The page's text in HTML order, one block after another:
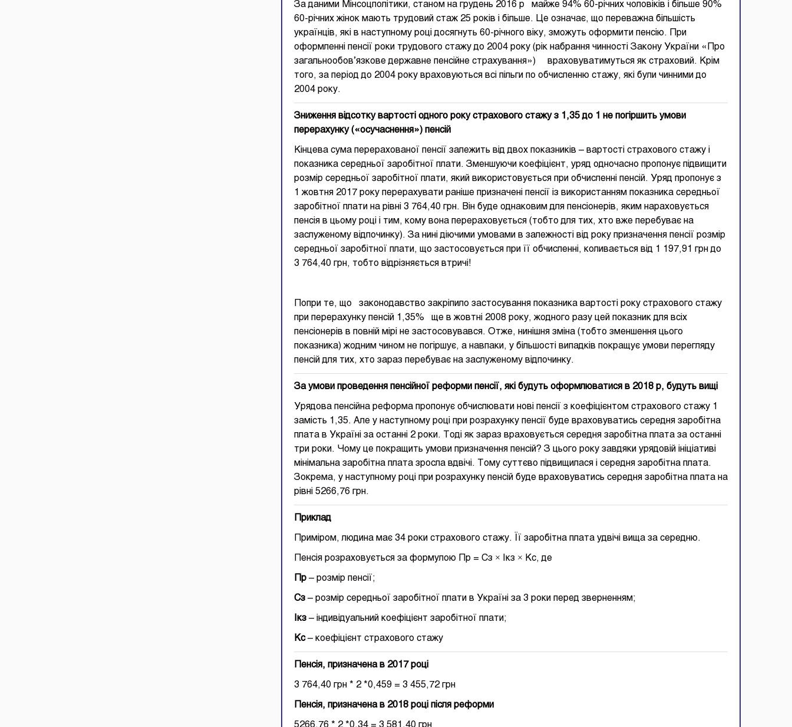
За даними Мінсоцполітики, станом на грудень 2016 р майже 94% 60-річних чоловіків і більше 90%
60-річних жінок мають трудовий стаж 25 років і більше. Це означає, що переважна більшість
українців, які в наступному році досягнуть 60-річного віку, зможуть оформити пенсію. При
оформленні пенсії роки трудового стажу до 2004 року (рік набрання чинності Закону України «Про
загальнообов’язкове державне пенсійне страхування») враховуватимуться як страховий. Крім
того, за період до 2004 року враховуються всі пільги по обчисленню стажу, які були чинними до
2004 року.
Зниження відсотку вартості одного року страхового стажу з 1,35 до 1 не погіршить умови
перерахунку («осучаснення») пенсій
Кінцева сума перерахованої пенсії залежить від двох показників – вартості страхового стажу і
показника середньої заробітної плати. Зменшуючи коефіцієнт, уряд одночасно пропонує підвищити
розмір середньої заробітної плати, який використовується при обчисленні пенсій. Уряд пропонує з
1 жовтня 2017 року перерахувати раніше призначені пенсії із використанням показника середньої
заробітної плати на рівні 3 764,40 грн. Він буде однаковим для пенсіонерів, яким нараховується
пенсія в цьому році і тим, кому вона перераховується (тобто для тих, хто вже перебуває на
заслуженому відпочинку). За нині діючими умовами в залежності від року призначення пенсії розмір
середньої заробітної плати, що застосовується при її обчисленні, коливається від 1 197,91 грн до
3 764,40 грн, тобто відрізняється втричі!
Попри те, що законодавство закріпило застосування показника вартості року страхового стажу
при перерахунку пенсій 1,35% ще в жовтні 2008 року, жодного разу цей показник для всіх
пенсіонерів в повній мірі не застосовувався. Отже, нинішня зміна (тобто зменшення цього
показника) жодним чином не погіршує, а навпаки, у більшості випадків покращує умови перегляду
пенсій для тих, хто зараз перебуває на заслуженому відпочинку.
За умови проведення пенсійної реформи пенсії, які будуть оформлюватися в 2018 р, будуть вищі
Урядова пенсійна реформа пропонує обчислювати нові пенсії з коефіцієнтом страхового стажу 1
замість 1,35. Але у наступному році при розрахунку пенсії буде враховуватись середня заробітна
плата в Україні за останні 2 роки. Тоді як зараз враховується середня заробітна плата за останні
три роки. Чому це покращить умови призначення пенсій? З цього року завдяки урядовій ініціативі
мінімальна заробітна плата зросла вдвічі. Тому суттєво підвищилася і середня заробітна плата.
Зокрема, у наступному році при розрахунку пенсій буде враховуватись середня заробітна плата на
рівні 5266,76 грн.
Приклад
Приміром, людина має 34 роки страхового стажу. Її заробітна плата удвічі вища за середню.
Пенсія розраховується за формулою Пр = Сз × Ікз × Кс, де
Пр – розмір пенсії;
Сз – розмір середньої заробітної плати в Україні за 3 роки перед зверненням;
Ікз – індивідуальний коефіцієнт заробітної плати;
Кс– коефіцієнт страхового стажу
Пенсія, призначена в 2017 році
3 764,40 грн * 2 *0,459 = 3 455,72 грн
Пенсія, призначена в 2018 році після реформи
5266,76 * 2 *0,34 = 3 581,40 грн